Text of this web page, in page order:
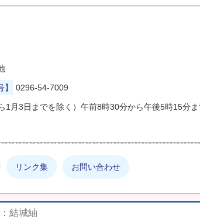
0296-54-7009
1月3日までを除く）午前8時30分から午後5時15分
リンク集 お問い合わせ